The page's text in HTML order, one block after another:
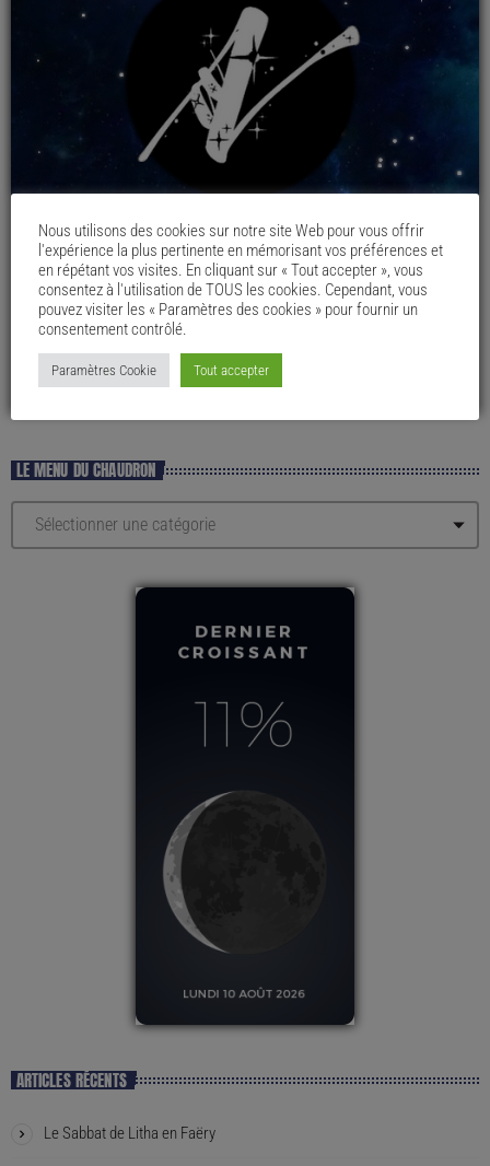
LE MENU DU CHAUDRON
ARTICLES RÉCENTS
Le Sabbat de Litha en Faëry
Nous utilisons des cookies sur notre site Web pour vous offrir
l'expérience la plus pertinente en mémorisant vos préférences et
en répétant vos visites. En cliquant sur « Tout accepter », vous
consentez à l'utilisation de TOUS les cookies. Cependant, vous
pouvez visiter les « Paramètres des cookies » pour fournir un
consentement contrôlé.
Paramètres Cookie Tout accepter